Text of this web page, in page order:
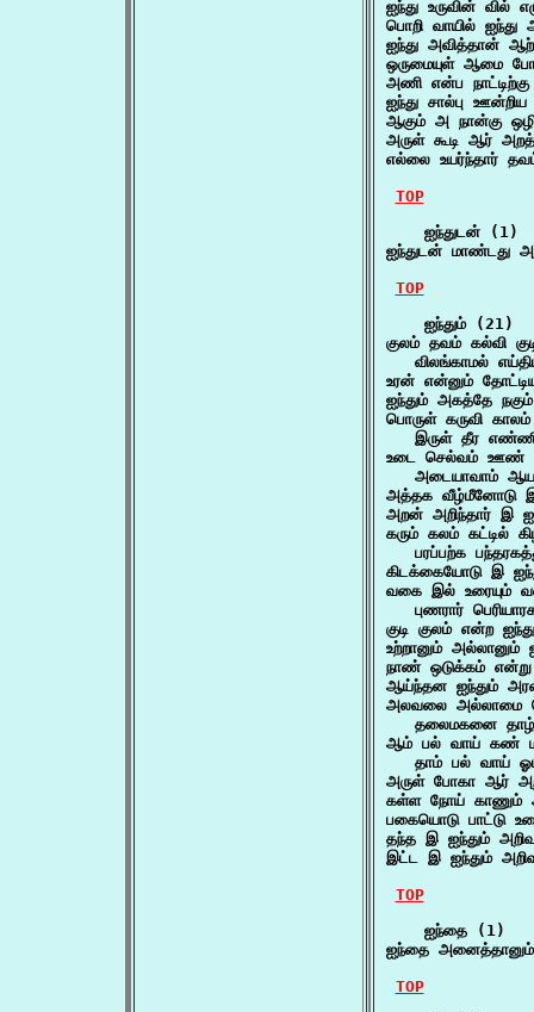
ஐந்து உருவின் வில்
பொறி வாயில்
ஐந்து அவித்தான்
ஒருமையுள் ஆமை
அணி என்ப
ஐந்து சால்பு
ஆகும் அ நான்கு
அருள் கூடி ஆர்
எல்லை உயர்ந்தார்
TOP
    ஐந்துடன் (1)
ஐந்துடன் மாண்டது
TOP
    ஐந்தும் (21)
குலம் தவம் கல்வி
விலங்காமல்
உரன் என்னும்
ஐந்தும் அகத்தே
பொருள் கருவி
இருள் தீர
உடை செல்வம் ஊண்
அடையாவாம்
அத்தக வீழ்மீனோடு
அறன் அறிந்தார் இ
கரும் கலம் கட்டில்
பரப்பற்க
கிடக்கையோடு இ
வகை இல் உரையும்
புணரார்
குடி குலம் என்ற
உற்றானும்
நாண் ஒடுக்கம்
ஆய்ந்தன ஐந்தும்
அலவலை அல்லாமை
தலைமகனை
ஆம் பல் வாய் கண்
தாம் பல் வாய்
அருள் போகா ஆர்
கள்ள நோய் காணும்
பகையொடு பாட்டு
தந்த இ ஐந்தும்
இட்ட இ ஐந்தும்
TOP
    ஐந்தை (1)
ஐந்தை அனைத்தானும்
TOP